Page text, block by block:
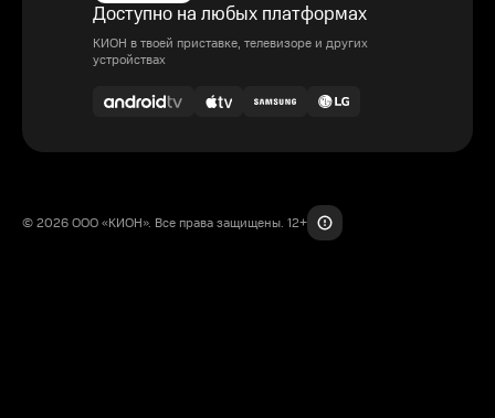
Доступно на любых платформах
КИОН в твоей приставке, телевизоре и других
устройствах
© 2026 ООО «КИОН». Все права защищены. 12+